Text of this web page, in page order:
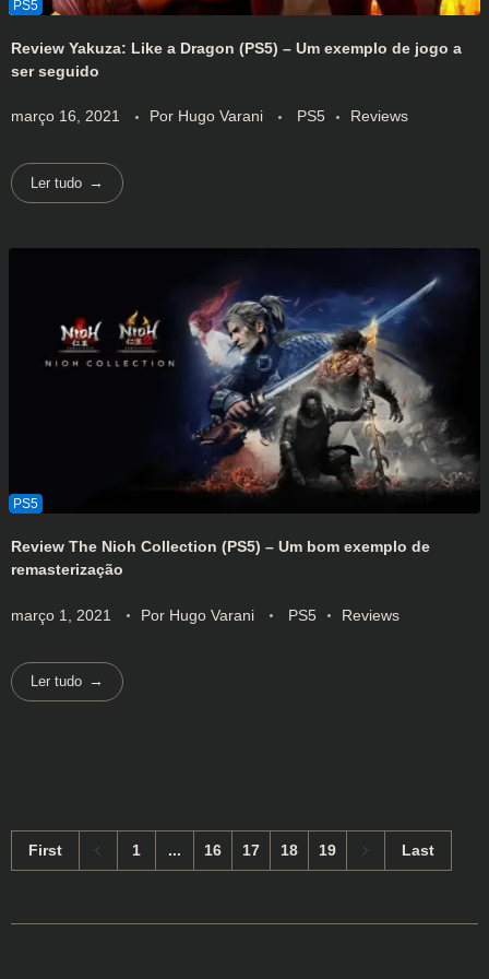
Review Yakuza: Like a Dragon (PS5) – Um exemplo de jogo a
ser seguido
março 16, 2021 Por Hugo Varani PS5 Reviews
Ler tudo
Review The Nioh Collection (PS5) – Um bom exemplo de
remasterização
março 1, 2021 Por Hugo Varani PS5 Reviews
Ler tudo
First 1 ... 16 17 18 19 Last